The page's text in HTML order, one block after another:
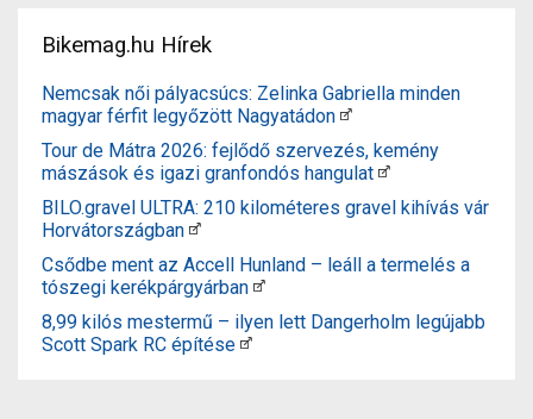
Bikemag.hu Hírek
Nemcsak női pályacsúcs: Zelinka Gabriella minden
magyar férfit legyőzött Nagyatádon
Tour de Mátra 2026: fejlődő szervezés, kemény
mászások és igazi granfondós hangulat
BILO.gravel ULTRA: 210 kilométeres gravel kihívás vár
Horvátországban
Csődbe ment az Accell Hunland – leáll a termelés a
tószegi kerékpárgyárban
8,99 kilós mestermű – ilyen lett Dangerholm legújabb
Scott Spark RC építése